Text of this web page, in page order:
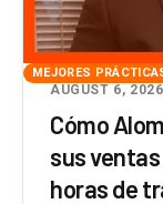
MEJORES
AUGUST 6, 2026
Cómo
sus
horas de